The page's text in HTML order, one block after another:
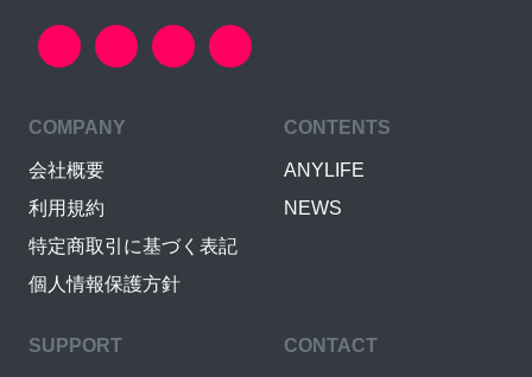
COMPANY
会社概要
利用規約
特定商取引に基づく表記
個人情報保護方針
CONTENTS
ANYLIFE
NEWS
SUPPORT CONTACT